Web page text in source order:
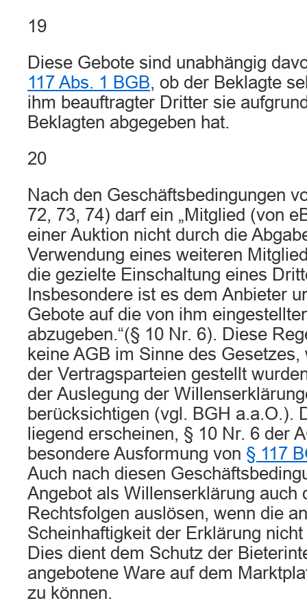
19
Diese Gebote sind unabhängig
117 Abs. 1 BGB, ob der Beklagte
ihm beauftragter Dritter sie
Beklagten abgegeben hat.
20
Nach den Geschäftsbedingungen
72, 73, 74) darf ein „Mitglied (von
einer Auktion nicht durch die
Verwendung eines weiteren
die gezielte Einschaltung eines
Insbesondere ist es dem Anbieter
Gebote auf die von ihm
abzugeben.“(§ 10 Nr. 6). Diese
keine AGB im Sinne des
der Vertragsparteien gestellt
der Auslegung der
berücksichtigen (vgl. BGH a.a.O.).
liegend erscheinen, § 10 Nr. 6 der
besondere Ausformung von § 117
Auch nach diesen
Angebot als Willenserklärung auch
Rechtsfolgen auslösen, wenn die
Scheinhaftigkeit der Erklärung
Dies dient dem Schutz der
angebotene Ware auf dem
zu können.